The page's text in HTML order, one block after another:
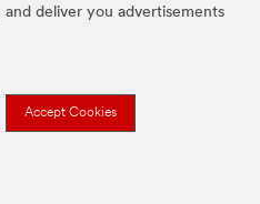
and deliver you advertisements
Accept Cookies